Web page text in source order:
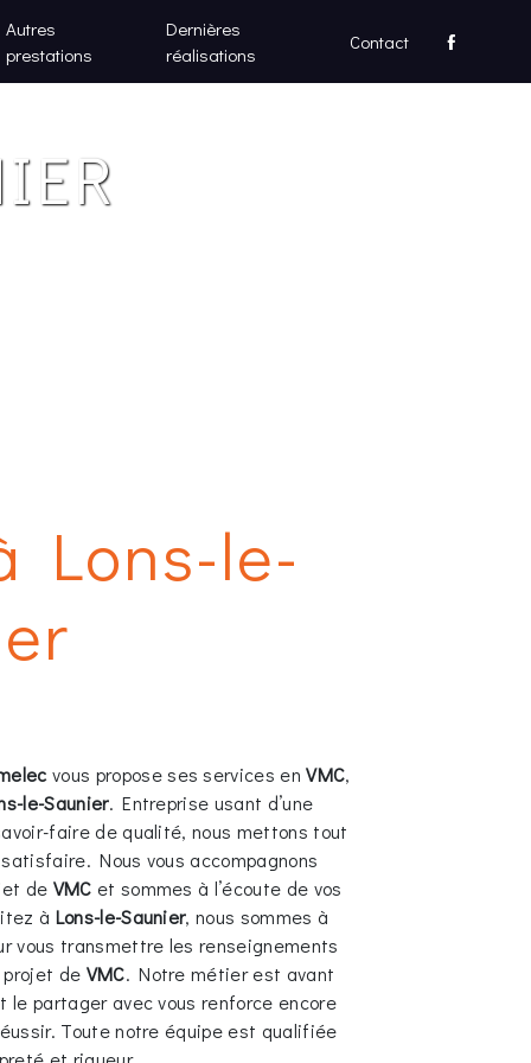
Autres
prestations
Dernières
réalisations
Contact
Lons-le-
vous propose ses services enVMC,
le-Saunier. Entreprise usant d’une
faire de qualité, nous mettons tout
Nous vous accompagnons
de VMC et sommes à l’écoute de vos
à Lons-le-Saunier, nous sommes à
vous transmettre les renseignements
de VMC. Notre métier est avant
le partager avec vous renforce encore
Toute notre équipe est qualifiée